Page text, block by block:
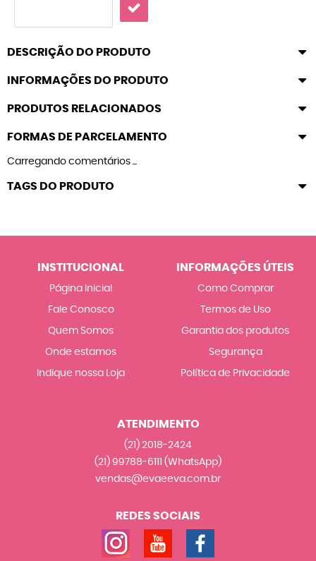
DESCRIÇÃO DO PRODUTO
INFORMAÇÕES DO PRODUTO
PRODUTOS RELACIONADOS
FORMAS DE PARCELAMENTO
Carregando comentários ...
TAGS DO PRODUTO
INSTITUCIONAL
Página Inicial
Fale Conosco
Quem Somos
Onde estamos
Indique nossa Loja
INFORMAÇÕES ÚTEIS
Como Comprar
Termos de Uso
Garantia dos produtos
Segurança
Política de Privacidade
ATENDIMENTO
(21) 2018-2424
(21) 99788-6111 (WhatsApp)
vendas@evaeeva.com.br
REDES SOCIAIS